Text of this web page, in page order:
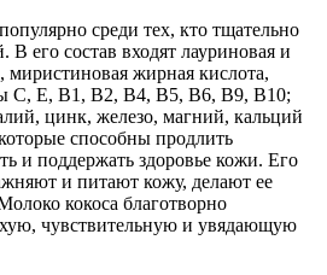
среди тех, кто тщательно
В его состав входят лауриновая и
миристиновая жирная кислота,
С, E, В1, В2, В4, В5, В6, В9, В10;
цинк, железо, магний, кальций
способны продлить
и поддержать здоровье кожи. Его
и питают кожу, делают ее
кокоса благотворно
чувствительную и увядающую